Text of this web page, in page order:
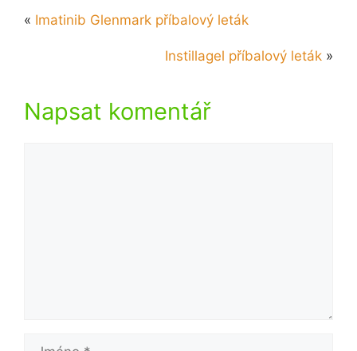
« Imatinib Glenmark příbalový leták
Instillagel příbalový leták »
Napsat komentář
Jméno